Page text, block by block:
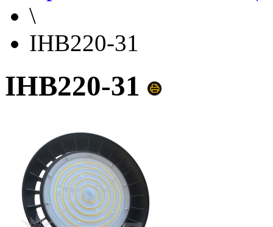
\
IHB220-31
IHB220-31